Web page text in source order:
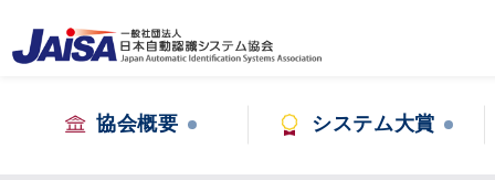
協会概要 システム大賞